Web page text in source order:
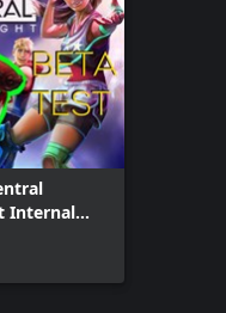
Internal